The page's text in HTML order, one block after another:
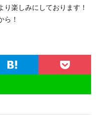
楽しみにしております！
ら！